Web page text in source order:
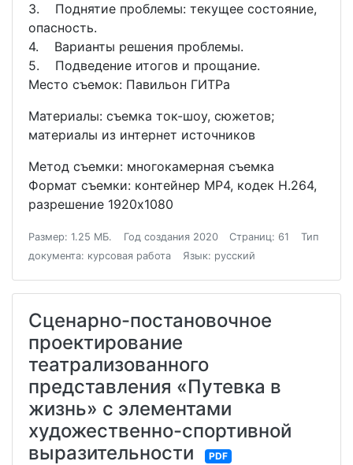
3. Поднятие проблемы: текущее состояние,
опасность.
4. Варианты решения проблемы.
5. Подведение итогов и прощание.
Место съемок: Павильон ГИТРа
Материалы: съемка ток-шоу, сюжетов;
материалы из интернет источников
Метод съемки: многокамерная съемка
Формат съемки: контейнер MP4, кодек H.264,
разрешение 1920x1080
Размер: 1.25 МБ. Год создания 2020 Страниц: 61
Тип
документа: курсовая работа
Язык: русский
Сценарно-постановочное
проектирование
театрализованного
представления «Путевка в
жизнь» с элементами
художественно-спортивной
выразительности
PDF